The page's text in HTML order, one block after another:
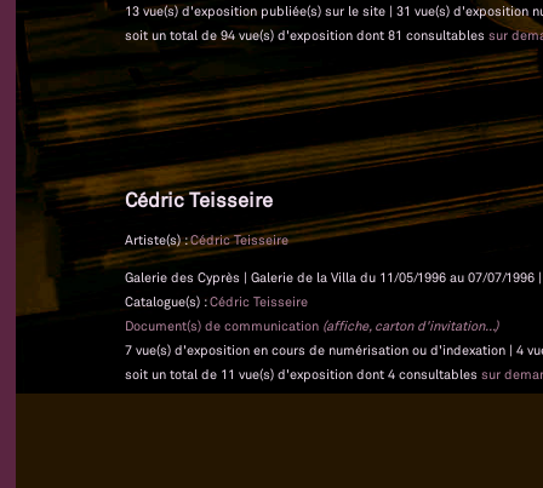
13 vue(s) d'exposition publiée(s) sur le site | 31 vue(s) d'exposition
soit un total de 94 vue(s) d'exposition dont 81 consultables sur
Cédric Teisseire
Artiste(s) :Cédric Teisseire
Galerie des Cyprès | Galerie de la Villa du 11/05/1996 au 07/07/1996
Catalogue(s) :Cédric Teisseire
Document(s) de communication (affiche, carton d'invitation...)
7 vue(s) d'exposition en cours de numérisation ou d'indexation | 4
soit un total de 11 vue(s) d'exposition dont 4 consultables sur